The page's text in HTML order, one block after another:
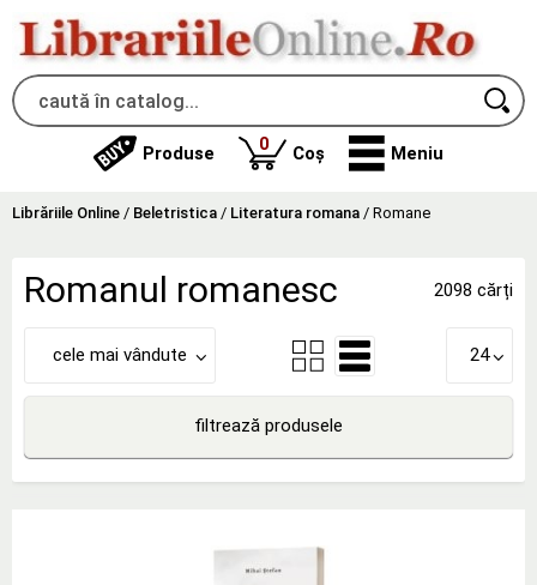
Produse 0produse
Coș Meniu
Librăriile Online / Beletristica / Literatura romana / Romane
Romanul romanesc 2098 cărți
cele mai vândute 24
filtrează produsele